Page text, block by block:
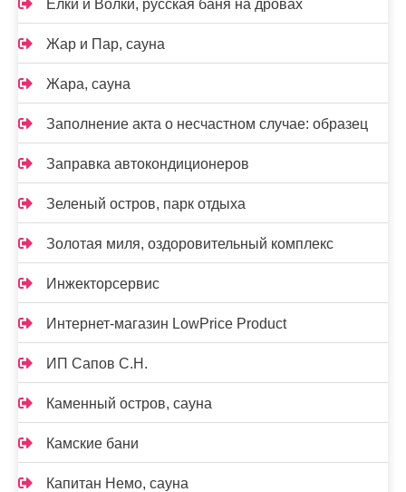
Елки и Волки, русская баня на дровах
Жар и Пар, сауна
Жара, сауна
Заполнение акта о несчастном случае: образец
Заправка автокондиционеров
Зеленый остров, парк отдыха
Золотая миля, оздоровительный комплекс
Инжекторсервис
Интернет-магазин LowPrice Product
ИП Сапов С.Н.
Каменный остров, сауна
Камские бани
Капитан Немо, сауна